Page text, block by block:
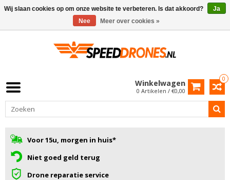
0
Winkelwagen
0 Artikelen / €0,00
Voor 15u, morgen in huis*
Niet goed geld terug
Drone reparatie service
Wij slaan cookies op om onze website te verbeteren. Is dat akkoord?
Ja
Nee
Meer over cookies »